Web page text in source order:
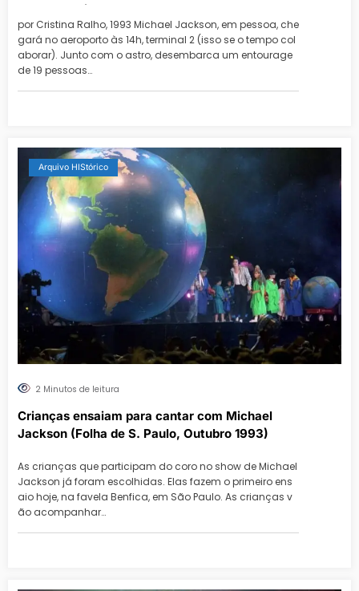
no Morumbi
por Cristina Ralho, 1993 Michael Jackson, em pessoa, che
gará no aeroporto às 14h, terminal 2 (isso se o tempo col
aborar). Junto com o astro, desembarca um entourage
de 19 pessoas…
Arquivo HIStórico
2 Minutos de leitura
Crianças ensaiam para cantar com Michael
Jackson (Folha de S. Paulo, Outubro 1993)
As crianças que participam do coro no show de Michael
Jackson já foram escolhidas. Elas fazem o primeiro ens
aio hoje, na favela Benfica, em São Paulo. As crianças v
ão acompanhar…